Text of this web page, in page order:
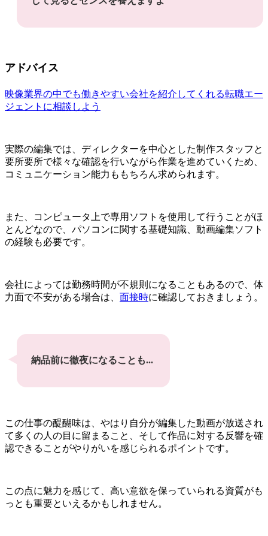
アドバイス
映像業界の中でも働きやすい会社を紹介してくれる転職エー
ジェントに相談しよう
実際の編集では、ディレクターを中心とした制作スタッフと
要所要所で様々な確認を行いながら作業を進めていくため、
コミュニケーション能力ももちろん求められます。
また、コンピュータ上で専用ソフトを使用して行うことがほ
とんどなので、パソコンに関する基礎知識、動画編集ソフト
の経験も必要です。
会社によっては勤務時間が不規則になることもあるので、体
力面で不安がある場合は、 面接時に確認しておきましょう。
納品前に徹夜になることも...
この仕事の醍醐味は、やはり自分が編集した動画が放送され
て多くの人の目に留まること、そして作品に対する反響を確
認できることがやりがいを感じられるポイントです。
この点に魅力を感じて、高い意欲を保っていられる資質がも
っとも重要といえるかもしれません。